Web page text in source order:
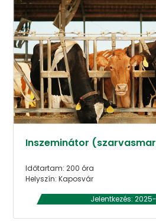
Inszeminátor
Időtartam: 200 óra
Helyszín: Kaposvár
Jelentkezés: